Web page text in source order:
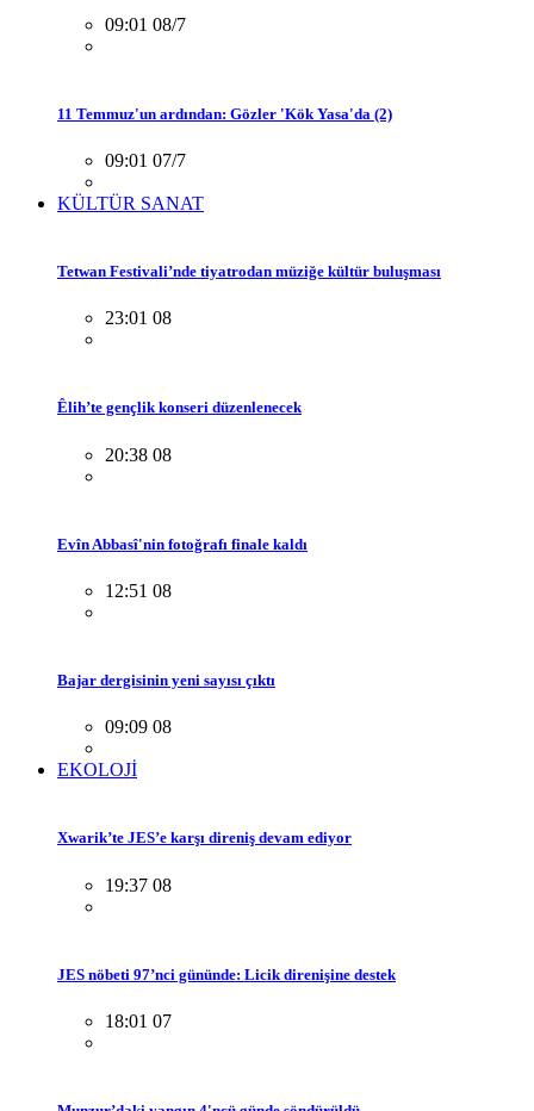
09:01 08/7
11 Temmuz'un ardından: Gözler 'Kök Yasa'da (2)
09:01 07/7
KÜLTÜR SANAT
Tetwan Festivali’nde tiyatrodan müziğe kültür buluşması
23:01 08
Êlih’te gençlik konseri düzenlenecek
20:38 08
Evîn Abbasî'nin fotoğrafı finale kaldı
12:51 08
Bajar dergisinin yeni sayısı çıktı
09:09 08
EKOLOJİ
Xwarik’te JES’e karşı direniş devam ediyor
19:37 08
JES nöbeti 97’nci gününde: Licik direnişine destek
18:01 07